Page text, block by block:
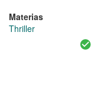
Materias
Thriller